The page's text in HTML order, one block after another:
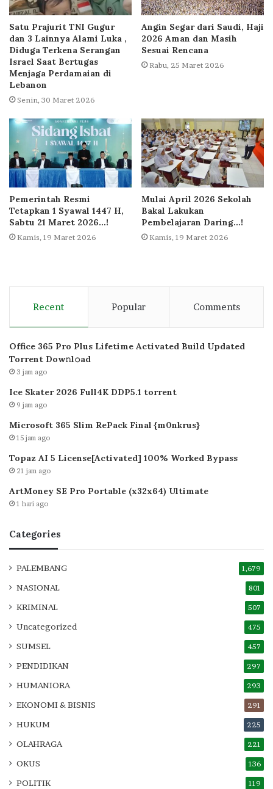
Satu Prajurit TNI Gugur
dan 3 Lainnya Alami Luka ,
Diduga Terkena Serangan
Israel Saat Bertugas
Menjaga Perdamaian di
Lebanon
Senin, 30 Maret 2026
Angin Segar dari Saudi, Haji
2026 Aman dan Masih
Sesuai Rencana
Rabu, 25 Maret 2026
Pemerintah Resmi
Tetapkan 1 Syawal 1447 H,
Sabtu 21 Maret 2026…!
Kamis, 19 Maret 2026
Mulai April 2026 Sekolah
Bakal Lakukan
Pembelajaran Daring…!
Kamis, 19 Maret 2026
Recent Popular Comments
Office 365 Pro Plus Lifetime Activated Build Updated
Torrent Dow𝚗l𝚘аd
3 jam ago
Ice Skater 2026 Full4K DDP5.1 torrent
9 jam ago
Microsoft 365 Slim RePack Final {m0nkrus}
15 jam ago
Topaz AI 5 License[Activated] 100% Worked Bypass
21 jam ago
ArtMoney SE Pro Portable (x32x64) Ultimate
1 hari ago
Categories
PALEMBANG 1,679
NASIONAL 801
KRIMINAL 507
Uncategorized 475
SUMSEL 457
PENDIDIKAN 297
HUMANIORA 293
EKONOMI & BISNIS 291
HUKUM 225
OLAHRAGA 221
OKUS 136
POLITIK 119